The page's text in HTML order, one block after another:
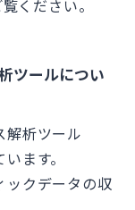
ください。
ツールについ
解析ツール
ます。
ックデータの収